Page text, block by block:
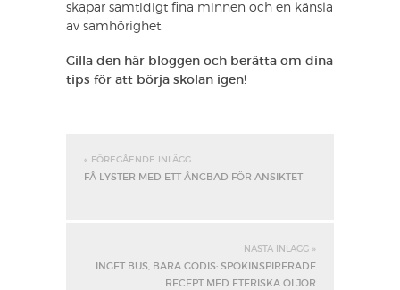
skapar samtidigt fina minnen och en känsla
av samhörighet.
Gilla den här bloggen och berätta om dina
tips för att börja skolan igen!
« FÖREGÅENDE INLÄGG
FÅ LYSTER MED ETT ÅNGBAD FÖR ANSIKTET
NÄSTA INLÄGG »
INGET BUS, BARA GODIS: SPÖKINSPIRERADE
RECEPT MED ETERISKA OLJOR